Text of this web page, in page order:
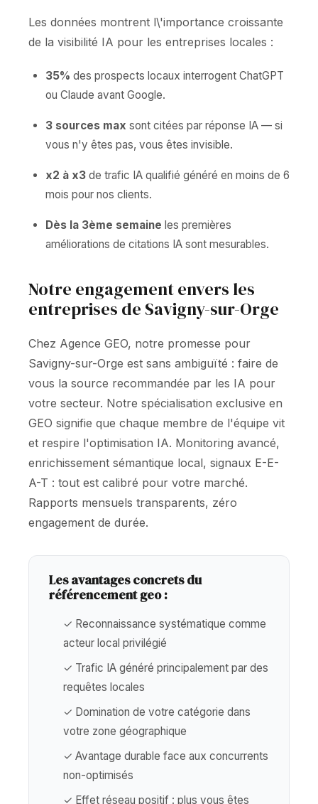
Les données montrent l\'importance croissante
de la visibilité IA pour les entreprises locales :
35% des prospects locaux interrogent ChatGPT
ou Claude avant Google.
3 sources max sont citées par réponse IA — si
vous n'y êtes pas, vous êtes invisible.
x2 à x3 de trafic IA qualifié généré en moins de 6
mois pour nos clients.
Dès la 3ème semaine les premières
améliorations de citations IA sont mesurables.
Notre engagement envers les
entreprises de Savigny-sur-Orge
Chez Agence GEO, notre promesse pour
Savigny-sur-Orge est sans ambiguïté : faire de
vous la source recommandée par les IA pour
votre secteur. Notre spécialisation exclusive en
GEO signifie que chaque membre de l'équipe vit
et respire l'optimisation IA. Monitoring avancé,
enrichissement sémantique local, signaux E-E-
A-T : tout est calibré pour votre marché.
Rapports mensuels transparents, zéro
engagement de durée.
Les avantages concrets du
référencement geo :
✓ Reconnaissance systématique comme
acteur local privilégié
✓ Trafic IA généré principalement par des
requêtes locales
✓ Domination de votre catégorie dans
votre zone géographique
✓ Avantage durable face aux concurrents
non-optimisés
✓ Effet réseau positif : plus vous êtes